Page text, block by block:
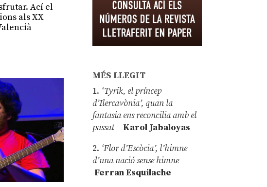
Ací el
als XX
MÉS LLEGIT
1. ‘Tyrik, el príncep
d’Ilercavònia’, quan la
fantasia ens reconcilia amb el
passat– Karol Jabaloyas
2. ‘Flor d’Escòcia’, l’himne
d’una nació sense himne–
Ferran Esquilache